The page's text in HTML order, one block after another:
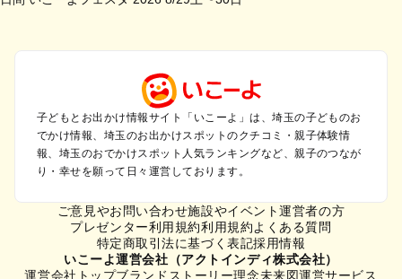
秩父・長瀞のプールお出かけ
川口・戸田・和光・朝霞のプールお出かけ
飯能・坂戸・東松山・日高のプールお出かけ
久喜・行田・加須・羽生のプールお出かけ
熊谷・太田・足利・古河のプールお出かけ
本庄・深谷・美里周辺のプールお出かけ
埼玉の定番お出かけスポット
埼玉の遊園地
埼玉のバーベキュー
子どもとお出かけ情報サイト「いこーよ」は、埼玉の子どものお
でかけ情報、埼玉のお出かけスポットのクチコミ・親子体験情
報、埼玉のおでかけスポット人気ランキングなど、親子のつなが
り・幸せを願って日々運営しております。
ご意見やお問い合わせ施設やイベント運営者の方
プレゼンター利用規約利用規約よくある質問
特定商取引法に基づく表記採用情報
いこーよ運営会社（アクトインディ株式会社）
運営会社トップブランドストーリー理念未来図運営サービス